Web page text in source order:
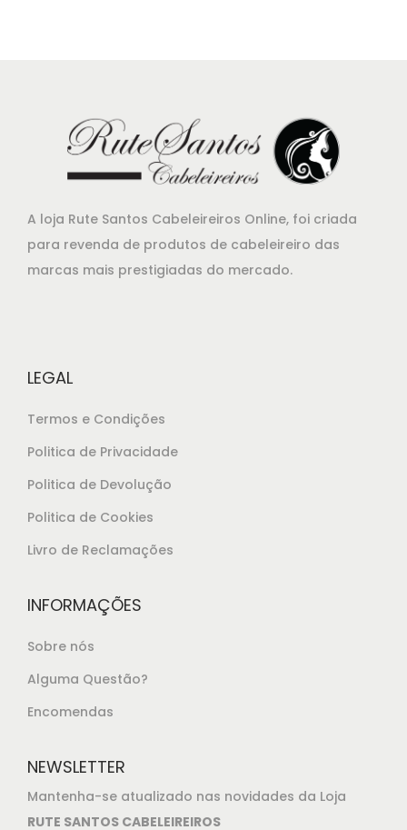
A loja Rute Santos Cabeleireiros Online, foi criada
para revenda de produtos de cabeleireiro das
marcas mais prestigiadas do mercado.
LEGAL
Termos e Condições
Politica de Privacidade
Politica de Devolução
Politica de Cookies
Livro de Reclamações
INFORMAÇÕES
Sobre nós
Alguma Questão?
Encomendas
NEWSLETTER
Mantenha-se atualizado nas novidades da Loja
RUTE SANTOS CABELEIREIROS